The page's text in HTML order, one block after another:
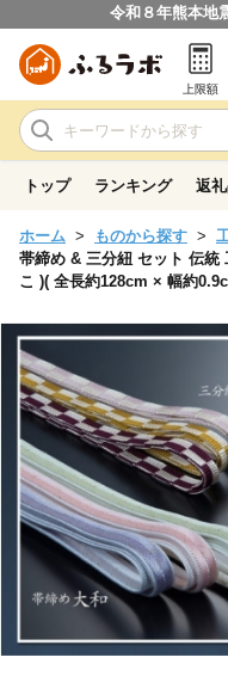
令和８年熊本地
上限額
トップ ランキング 返
ホーム ものから探す
帯締め & 三分紐 セット 伝統
こ )( 全長約128cm × 幅約